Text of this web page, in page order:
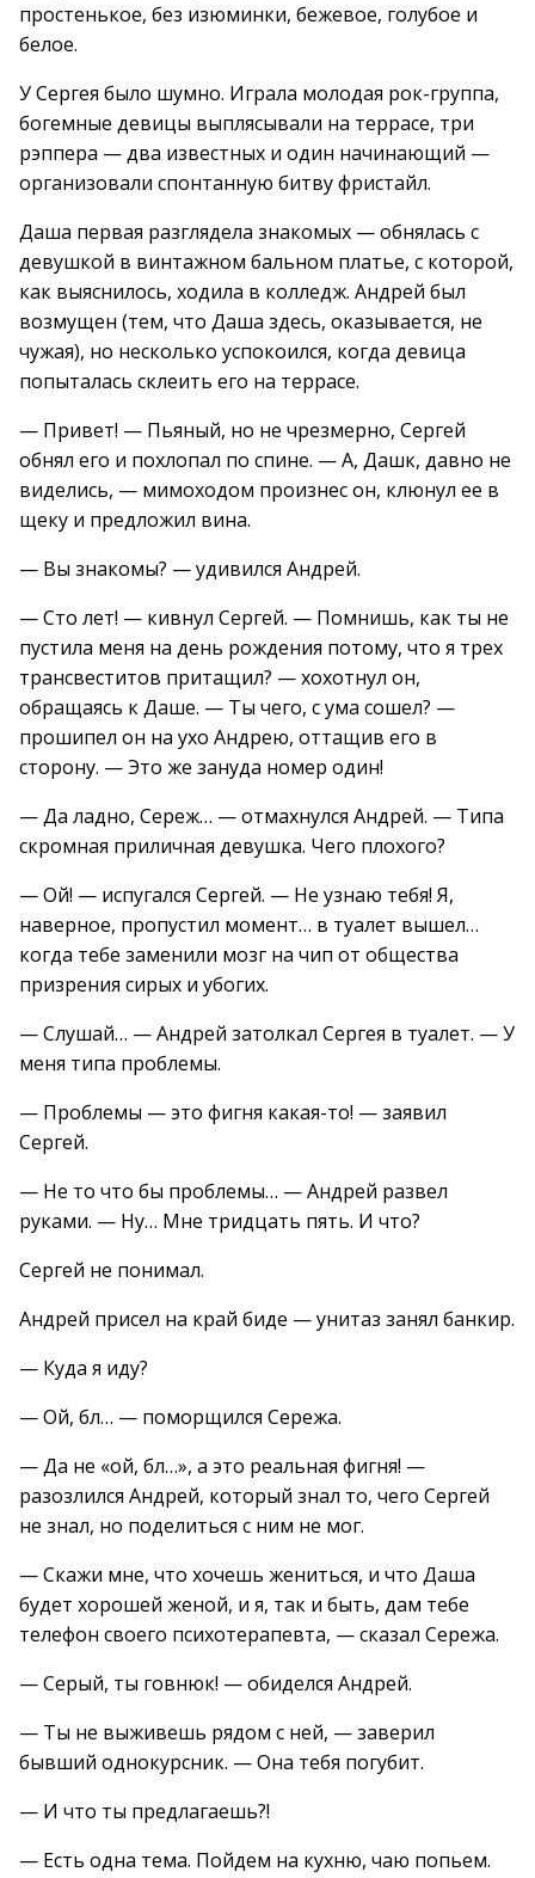
простенькое, без изюминки, бежевое, голубое и
белое.
У Сергея было шумно. Играла молодая рок-группа,
богемные девицы выплясывали на террасе, три
рэппера — два известных и один начинающий —
организовали спонтанную битву фристайл.
Даша первая разглядела знакомых — обнялась с
девушкой в винтажном бальном платье, с которой,
как выяснилось, ходила в колледж. Андрей был
возмущен (тем, что Даша здесь, оказывается, не
чужая), но несколько успокоился, когда девица
попыталась склеить его на террасе.
— Привет! — Пьяный, но не чрезмерно, Сергей
обнял его и похлопал по спине. — А, Дашк, давно не
виделись, — мимоходом произнес он, клюнул ее в
щеку и предложил вина.
— Вы знакомы? — удивился Андрей.
— Сто лет! — кивнул Сергей. — Помнишь, как ты не
пустила меня на день рождения потому, что я трех
трансвеститов притащил? — хохотнул он,
обращаясь к Даше. — Ты чего, с ума сошел? —
прошипел он на ухо Андрею, оттащив его в
сторону. — Это же зануда номер один!
— Да ладно, Сереж… — отмахнулся Андрей. — Типа
скромная приличная девушка. Чего плохого?
— Ой! — испугался Сергей. — Не узнаю тебя! Я,
наверное, пропустил момент… в туалет вышел…
когда тебе заменили мозг на чип от общества
призрения сирых и убогих.
— Слушай… — Андрей затолкал Сергея в туалет. — У
меня типа проблемы.
— Проблемы — это фигня какая-то! — заявил
Сергей.
— Не то что бы проблемы… — Андрей развел
руками. — Ну… Мне тридцать пять. И что?
Сергей не понимал.
Андрей присел на край биде — унитаз занял банкир.
— Куда я иду?
— Ой, бл… — поморщился Сережа.
— Да не «ой, бл…», а это реальная фигня! —
разозлился Андрей, который знал то, чего Сергей
не знал, но поделиться с ним не мог.
— Скажи мне, что хочешь жениться, и что Даша
будет хорошей женой, и я, так и быть, дам тебе
телефон своего психотерапевта, — сказал Сережа.
— Серый, ты говнюк! — обиделся Андрей.
— Ты не выживешь рядом с ней, — заверил
бывший однокурсник. — Она тебя погубит.
— И что ты предлагаешь?!
— Есть одна тема. Пойдем на кухню, чаю попьем.